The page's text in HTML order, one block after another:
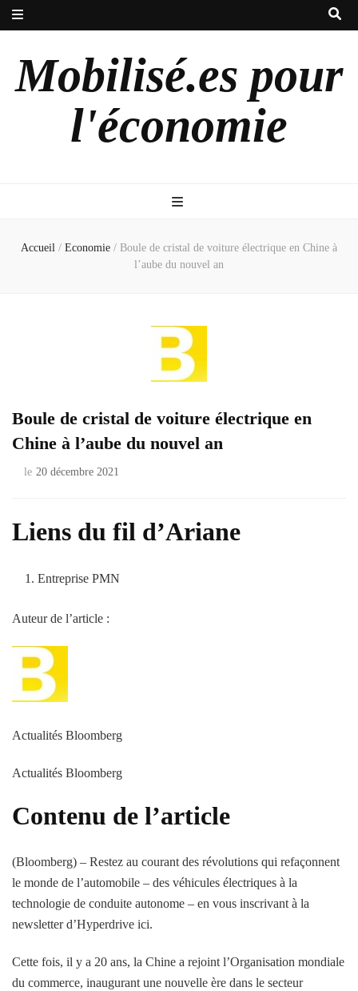
Mobilisé.es pour
l'économie
Accueil / Economie / Boule de cristal de voiture électrique en Chine à
l’aube du nouvel an
Boule de cristal de voiture électrique en
Chine à l’aube du nouvel an
le 20 décembre 2021
Liens du fil d’Ariane
Entreprise PMN
Auteur de l’article :
Actualités Bloomberg
Actualités Bloomberg
Contenu de l’article
(Bloomberg) – Restez au courant des révolutions qui refaçonnent
le monde de l’automobile – des véhicules électriques à la
technologie de conduite autonome – en vous inscrivant à la
newsletter d’Hyperdrive ici.
Cette fois, il y a 20 ans, la Chine a rejoint l’Organisation mondiale
du commerce, inaugurant une nouvelle ère dans le secteur